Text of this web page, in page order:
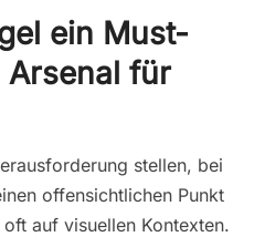
ein Must-
Arsenal für
stellen, bei
offensichtlichen Punkt
auf visuellen Kontexten.